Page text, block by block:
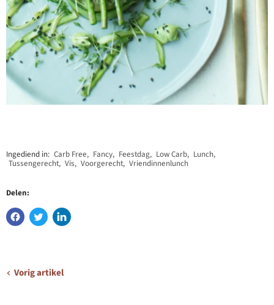
Ingediend in: Carb Free, Fancy, Feestdag, Low Carb, Lunch,
Tussengerecht, Vis, Voorgerecht, Vriendinnenlunch
Delen:
Vorig artikel